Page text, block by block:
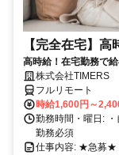
【完全在宅】
高時給！在宅勤務で
株式会社TIMERS
フルリモート
時給1,600円～
勤務時間・曜日:
勤務必須
仕事内容: ★急募★